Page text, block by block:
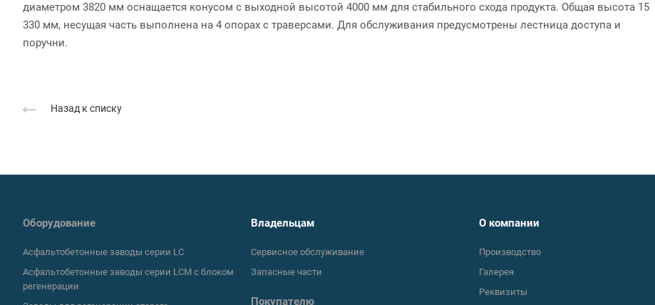
диаметром 3820 мм оснащается конусом с выходной высотой 4000 мм для стабильного схода продукта. Общая высота 15
330 мм, несущая часть выполнена на 4 опорах с траверсами. Для обслуживания предусмотрены лестница доступа и
поручни.
Назад к списку
Оборудование
Асфальтобетонные заводы серии LC
Асфальтобетонные заводы серии LCM с блоком
регенерации
Владельцам
Сервисное обслуживание
Запасные части
Покупателю
О компании
Производство
Галерея
Реквизиты